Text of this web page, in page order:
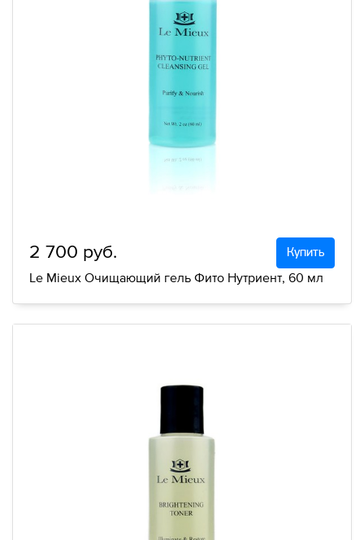
2 700 руб. Купить
Le Mieux Очищающий гель Фито Нутриент, 60 мл